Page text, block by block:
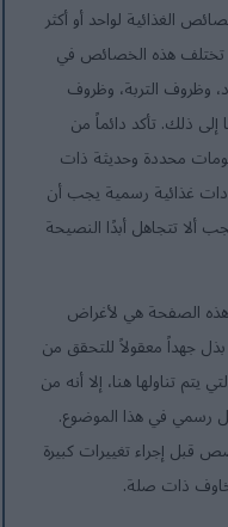
الغذائية لواحد أو أكثر
قد تختلف هذه الخصائص في
وظروف التربة، وظروف
إلى ذلك. تأكد دائماً من
محددة وحديثة ذات
غذائية رسمية يجب أن
ألا تتجاهل أبدًا النصيحة
هذه الصفحة هي لأغراض
جهداً معقولاً للتحقق من
تناولها هنا، إلا أنه من
رسمي في هذا الموضوع.
قبل إجراء تغييرات كبيرة
ذات صلة.